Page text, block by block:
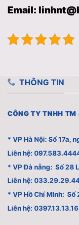
Email:
THÔNG TIN
CÔNG TY TNHH
* VP Hà Nội: Số 17a,
Liên hệ:
* VP Đà nẵng: Số 28
Liên hệ:
* VP Hồ Chí MInh: Số
Liên hệ: 0397.13.13.16